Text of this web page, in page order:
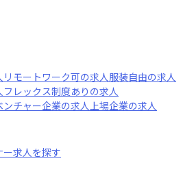
リモートワーク可の求人服装自由の求人
フレックス制度あり の求人
ンチャー企業の求人上場企業の求人
求人を探す